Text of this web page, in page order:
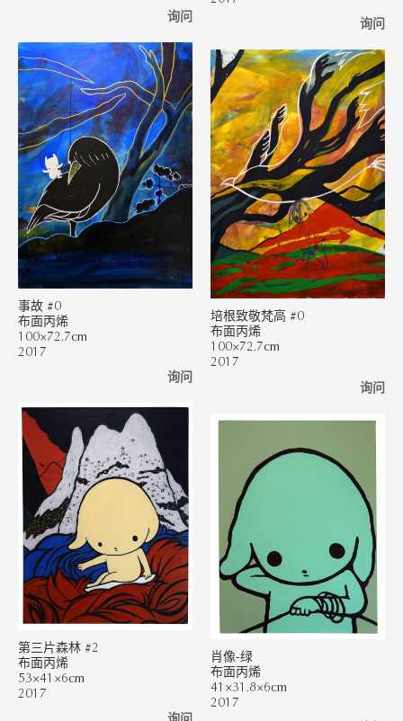
询问
询问
事故 #0
布面丙烯
100×72.7cm
2017
询问
培根致敬梵高 #0
布面丙烯
100×72.7cm
2017
询问
第三片森林 #2
布面丙烯
53×41×6cm
2017
肖像-绿
布面丙烯
41×31.8×6cm
2017